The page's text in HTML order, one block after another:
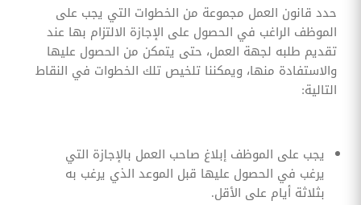
حدد قانون العمل مجموعة من الخطوات التي يجب على
الموظف الراغب في الحصول على الإجازة الالتزام بها عند
تقديم طلبه لجهة العمل، حتى يتمكن من الحصول عليها
والاستفادة منها، ويمكننا تلخيص تلك الخطوات في النقاط
التالية:
يجب على الموظف إبلاغ صاحب العمل بالإجازة التي
يرغب في الحصول عليها قبل الموعد الذي يرغب به
بثلاثة أيام على الأقل.